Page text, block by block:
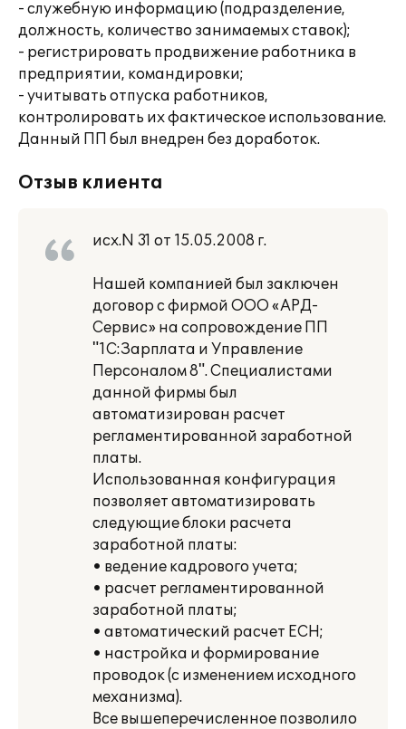
- служебную информацию (подразделение,
должность, количество занимаемых ставок);
- регистрировать продвижение работника в
предприятии, командировки;
- учитывать отпуска работников,
контролировать их фактическое использование.
Данный ПП был внедрен без доработок.
Отзыв клиента
исх.N 31 от 15.05.2008 г.
Нашей компанией был заключен
договор с фирмой ООО «АРД-
Сервис» на сопровождение ПП
"1С:Зарплата и Управление
Персоналом 8". Специалистами
данной фирмы был
автоматизирован расчет
регламентированной заработной
платы.
Использованная конфигурация
позволяет автоматизировать
следующие блоки расчета
заработной платы:
• ведение кадрового учета;
• расчет регламентированной
заработной платы;
• автоматический расчет ЕСН;
• настройка и формирование
проводок (с изменением исходного
механизма).
Все вышеперечисленное позволило